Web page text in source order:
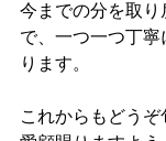
今までの分を取り
で、一つ一つ丁
ります。
これからもどう